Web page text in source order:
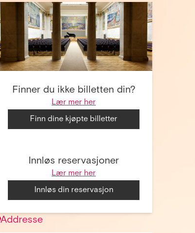
Finner du ikke billetten din?
Lær mer her
Finn dine kjøpte billetter
Innløs reservasjoner
Lær mer her
Innløs din reservasjon
Addresse